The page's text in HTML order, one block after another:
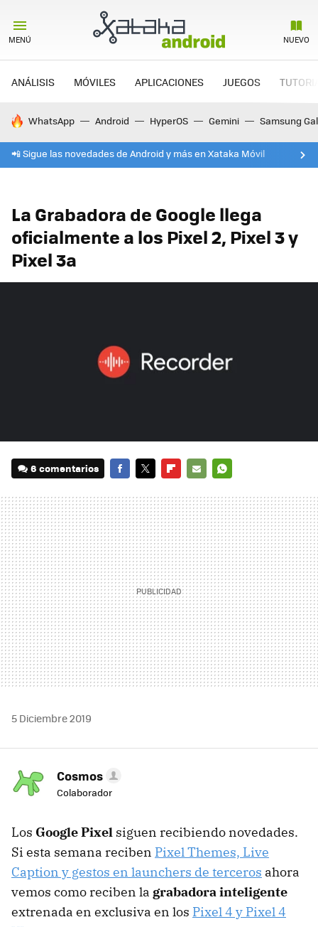
MENÚ NUEVO
ANÁLISIS MÓVILES APLICACIONES JUEGOS
HOY SE HABLA DE
WhatsApp Android HyperOS Gemini Samsung
📲 Sigue las novedades de Android y más en Xataka Móvil
La Grabadora de Google llega
oficialmente a los Pixel 2, Pixel 3 y
Pixel 3a
6 comentarios
MAIL
5 Diciembre 2019
Cosmos
Colaborador
Los Google Pixel siguen recibiendo novedades.
Si esta semana reciben Pixel Themes, Live
Caption y gestos en launchers de terceros ahora
vemos como reciben la grabadora inteligente
extrenada en exclusiva en los Pixel 4 y Pixel 4